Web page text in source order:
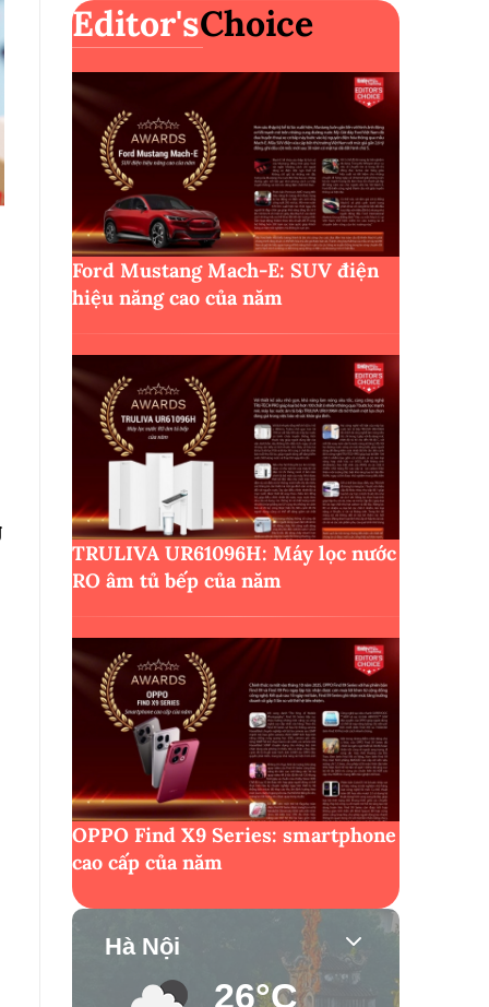
Editor'sChoice
Ford Mustang Mach-E: SUV điện
hiệu năng cao của năm
TRULIVA UR61096H: Máy lọc nước
RO âm tủ bếp của năm
OPPO Find X9 Series: smartphone
cao cấp của năm
Hà Nội
26°C